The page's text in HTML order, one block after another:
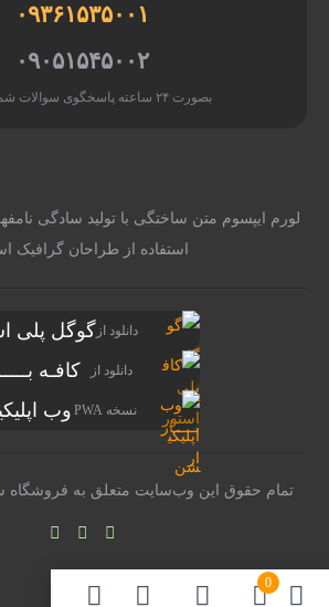
لورم ایپسوم متن ساختگی با تولید سادگی
استفاده از طراحان گرافیک
۰۹۳۶۱۵۳۵۰۰۱
۰۹۰۵۱۵۴۵۰۰۲
بصورت ۲۴ ساعته پاسخگوی سوالات شما هستیم
دانلود از گوگل پلی
دانلود از کافـه
نسخه PWA وب
تمام حقوق اين وب‌سايت متعلق به فروشگاه
0